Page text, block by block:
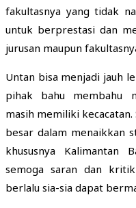
fakultasnya yang tidak
untuk berprestasi dan
jurusan maupun
Untan bisa menjadi jauh
pihak bahu membahu
masih memiliki
besar dalam menaikkan
khususnya Kalimantan
semoga saran dan
berlalu sia-sia dapat